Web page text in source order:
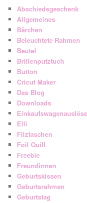
Abschiedsgeschenk
Allgemeines
Bärchen
Beleuchtete Rahmen
Beutel
Brillenputztuch
Button
Cricut Maker
Das Blog
Downloads
Elli
Filztaschen
Foil Quill
Freebie
Freundinnen
Geburtskissen
Geburtsrahmen
Geburtstag